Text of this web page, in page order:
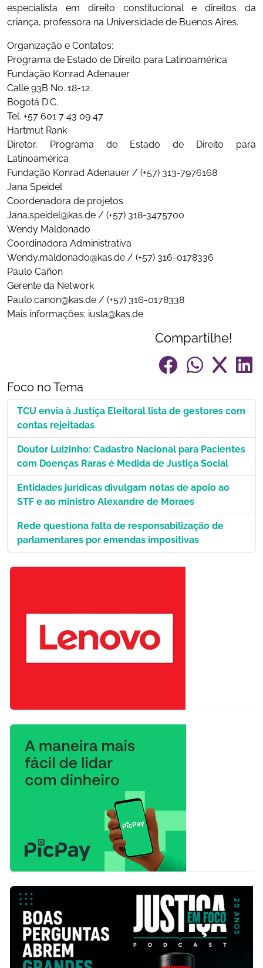
especialista em direito constitucional e direitos da
criança, professora na Universidade de Buenos Aires.
Organização e Contatos:
Programa de Estado de Direito para Latinoamérica
Fundação Konrad Adenauer
Calle 93B No. 18-12
Bogotá D.C.
Tel. +57 601 7 43 09 47
Hartmut Rank
Diretor, Programa de Estado de Direito para
Latinoamérica
Fundação Konrad Adenauer / (+57) 313-7976168
Jana Speidel
Coordenadora de projetos
Jana.speidel@kas.de / (+57) 318-3475700
Wendy Maldonado
Coordinadora Administrativa
Wendy.maldonado@kas.de / (+57) 316-0178336
Paulo Cañon
Gerente da Network
Paulo.canon@kas.de / (+57) 316-0178338
Mais informações: iusla@kas.de
Compartilhe!
Foco no Tema
TCU envia à Justiça Eleitoral lista de gestores com
contas rejeitadas
Doutor Luizinho: Cadastro Nacional para Pacientes
com Doenças Raras é Medida de Justiça Social
Entidades jurídicas divulgam notas de apoio ao
STF e ao ministro Alexandre de Moraes
Rede questiona falta de responsabilização de
parlamentares por emendas impositivas